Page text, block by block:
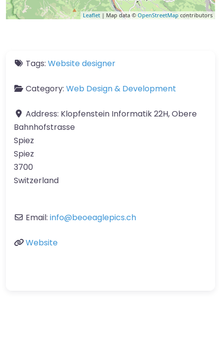
Leaflet | Map data © OpenStreetMap contributors
Tags: Website designer
Category: Web Design & Development
Address: Klopfenstein Informatik 22H, Obere
Bahnhofstrasse
Spiez
Spiez
3700
Switzerland
Email: info@beoeaglepics.ch
Website